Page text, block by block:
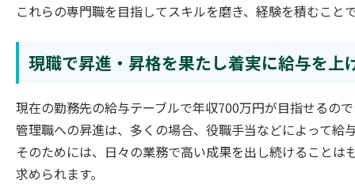
これらの専門職を目指してスキルを磨き、経験を積むこ
現職で昇進・昇格を果たし着実に給与を上
現在の勤務先の給与テーブルで年収700万円が目指せるの
管理職への昇進は、多くの場合、役職手当などによって給
そのためには、日々の業務で高い成果を出し続けること
求められます。